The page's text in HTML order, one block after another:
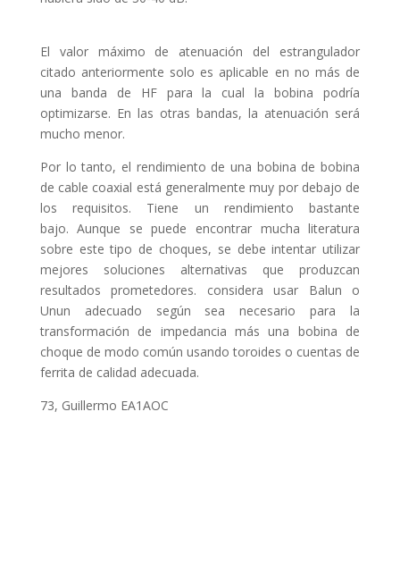
El valor máximo de atenuación del estrangulador
citado anteriormente solo es aplicable en no más de
una banda de HF para la cual la bobina podría
optimizarse. En las otras bandas, la atenuación será
mucho menor.
Por lo tanto, el rendimiento de una bobina de bobina
de cable coaxial está generalmente muy por debajo de
los requisitos. Tiene un rendimiento bastante
bajo. Aunque se puede encontrar mucha literatura
sobre este tipo de choques, se debe intentar utilizar
mejores soluciones alternativas que produzcan
resultados prometedores. considera usar Balun o
Unun adecuado según sea necesario para la
transformación de impedancia más una bobina de
choque de modo común usando toroides o cuentas de
ferrita de calidad adecuada.
73, Guillermo EA1AOC